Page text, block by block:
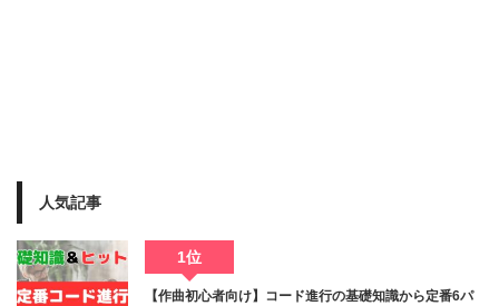
人気記事
1位
【作曲初心者向け】コード進行の基礎知識から定番6パ